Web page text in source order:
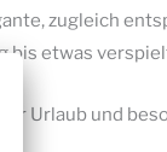
zugleich
bis etwas
Urlaub und